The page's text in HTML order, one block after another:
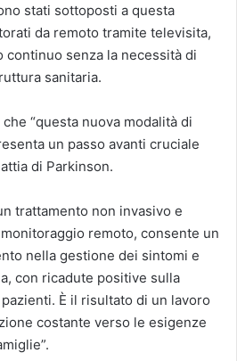
stati sottoposti a questa
da remoto tramite televisita,
senza la necessità di
sanitaria.
“questa nuova modalità di
un passo avanti cruciale
di Parkinson.
trattamento non invasivo e
remoto, consente un
nella gestione dei sintomi e
con ricadute positive sulla
È il risultato di un lavoro
costante verso le esigenze